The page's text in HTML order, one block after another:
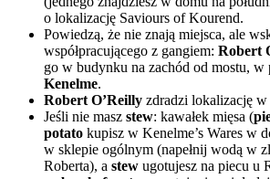
o lokalizację Saviours of Kourend.
Powiedzą, że nie znają miejsca, ale
współpracującego z gangiem: Robert
go w budynku na zachód od mostu,
Kenelme.
Robert O’Reilly zdradzi lokalizację w
Jeśli nie masz stew: kawałek mięsa (
potato kupisz w Kenelme’s Wares w
w sklepie ogólnym (napełnij wodą w
Roberta), a stew ugotujesz na piecu u